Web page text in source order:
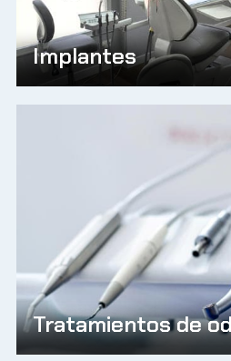
Implantes
Tratamientos de